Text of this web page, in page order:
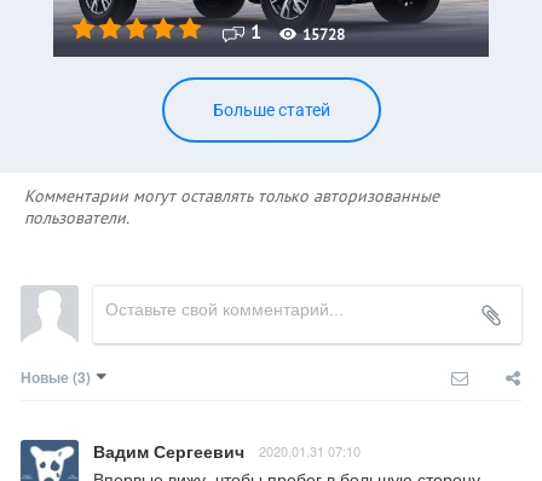
1 15728
Больше статей
Комментарии могут оставлять только авторизованные
пользователи.
Новые (3)
Вадим Сергеевич 2020.01.31 07:10